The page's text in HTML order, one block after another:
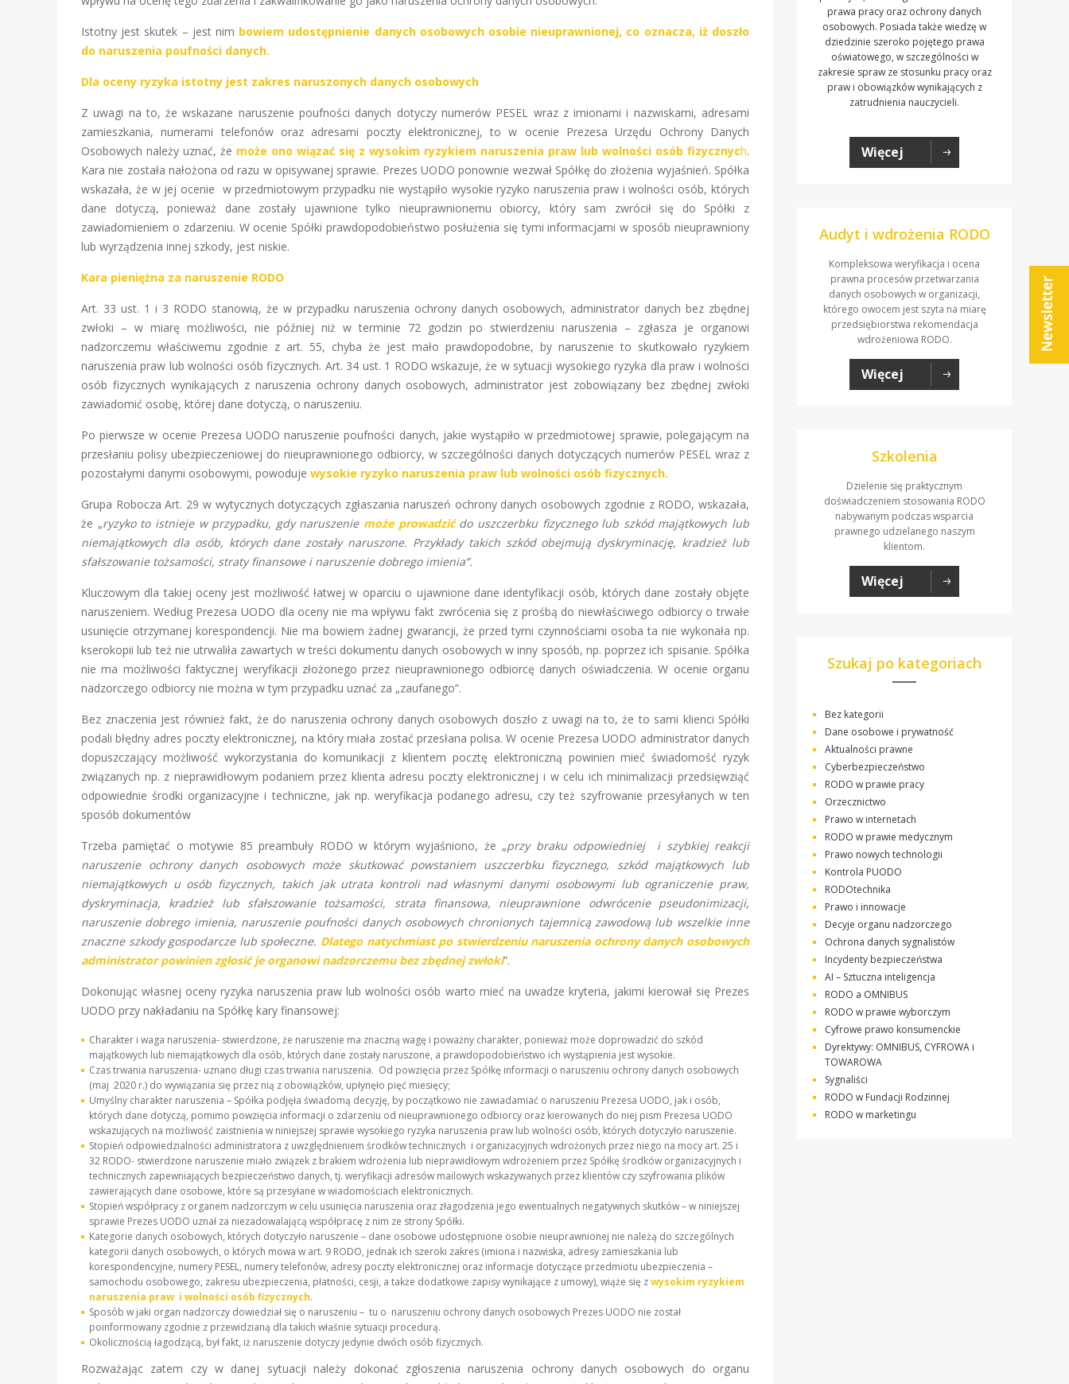
Istotny jest skutek – jest nim bowiem udostępnienie danych osobowych osobie nieuprawnionej, co oznacza, iż doszło
do naruszenia poufności danych.
Dla oceny ryzyka istotny jest zakres naruszonych danych osobowych
Z uwagi na to, że wskazane naruszenie poufności danych dotyczy numerów PESEL wraz z imionami i nazwiskami, adresami
zamieszkania, numerami telefonów oraz adresami poczty elektronicznej, to w ocenie Prezesa Urzędu Ochrony Danych
Osobowych należy uznać, że może ono wiązać się z wysokim ryzykiem naruszenia praw lub wolności osób fizycznych.
Kara nie została nałożona od razu w opisywanej sprawie. Prezes UODO ponownie wezwał Spółkę do złożenia wyjaśnień. Spółka
wskazała, że w jej ocenie w przedmiotowym przypadku nie wystąpiło wysokie ryzyko naruszenia praw i wolności osób, których
dane dotyczą, ponieważ dane zostały ujawnione tylko nieuprawnionemu obiorcy, który sam zwrócił się do Spółki z
zawiadomieniem o zdarzeniu. W ocenie Spółki prawdopodobieństwo posłużenia się tymi informacjami w sposób nieuprawniony
lub wyrządzenia innej szkody, jest niskie.
Kara pieniężna za naruszenie RODO
Art. 33 ust. 1 i 3 RODO stanowią, że w przypadku naruszenia ochrony danych osobowych, administrator danych bez zbędnej
zwłoki – w miarę możliwości, nie później niż w terminie 72 godzin po stwierdzeniu naruszenia – zgłasza je organowi
nadzorczemu właściwemu zgodnie z art. 55, chyba że jest mało prawdopodobne, by naruszenie to skutkowało ryzykiem
naruszenia praw lub wolności osób fizycznych. Art. 34 ust. 1 RODO wskazuje, że w sytuacji wysokiego ryzyka dla praw i wolności
osób fizycznych wynikających z naruszenia ochrony danych osobowych, administrator jest zobowiązany bez zbędnej zwłoki
zawiadomić osobę, której dane dotyczą, o naruszeniu.
Po pierwsze w ocenie Prezesa UODO naruszenie poufności danych, jakie wystąpiło w przedmiotowej sprawie, polegającym na
przesłaniu polisy ubezpieczeniowej do nieuprawnionego odbiorcy, w szczególności danych dotyczących numerów PESEL wraz z
pozostałymi danymi osobowymi, powoduje wysokie ryzyko naruszenia praw lub wolności osób fizycznych.
Grupa Robocza Art. 29 w wytycznych dotyczących zgłaszania naruszeń ochrony danych osobowych zgodnie z RODO, wskazała,
że „ryzyko to istnieje w przypadku, gdy naruszenie może prowadzićdo uszczerbku fizycznego lub szkód majątkowych lub
niemajątkowych dla osób, których dane zostały naruszone. Przykłady takich szkód obejmują dyskryminację, kradzież lub
sfałszowanie tożsamości, straty finansowe i naruszenie dobrego imienia”.
Kluczowym dla takiej oceny jest możliwość łatwej w oparciu o ujawnione dane identyfikacji osób, których dane zostały objęte
naruszeniem. Według Prezesa UODO dla oceny nie ma wpływu fakt zwrócenia się z prośbą do niewłaściwego odbiorcy o trwałe
usunięcie otrzymanej korespondencji. Nie ma bowiem żadnej gwarancji, że przed tymi czynnościami osoba ta nie wykonała np.
kserokopii lub też nie utrwaliła zawartych w treści dokumentu danych osobowych w inny sposób, np. poprzez ich spisanie. Spółka
nie ma możliwości faktycznej weryfikacji złożonego przez nieuprawnionego odbiorcę danych oświadczenia. W ocenie organu
nadzorczego odbiorcy nie można w tym przypadku uznać za „zaufanego”.
Bez znaczenia jest również fakt, że do naruszenia ochrony danych osobowych doszło z uwagi na to, że to sami klienci Spółki
podali błędny adres poczty elektronicznej, na który miała zostać przesłana polisa. W ocenie Prezesa UODO administrator danych
dopuszczający możliwość wykorzystania do komunikacji z klientem pocztę elektroniczną powinien mieć świadomość ryzyk
związanych np. z nieprawidłowym podaniem przez klienta adresu poczty elektronicznej i w celu ich minimalizacji przedsięwziąć
odpowiednie środki organizacyjne i techniczne, jak np. weryfikacja podanego adresu, czy też szyfrowanie przesyłanych w ten
sposób dokumentów
Trzeba pamiętać o motywie 85 preambuły RODO w którym wyjaśniono, że „przy braku odpowiedniej i szybkiej reakcji
naruszenie ochrony danych osobowych może skutkować powstaniem uszczerbku fizycznego, szkód majątkowych lub
niemajątkowych u osób fizycznych, takich jak utrata kontroli nad własnymi danymi osobowymi lub ograniczenie praw,
dyskryminacja, kradzież lub sfałszowanie tożsamości, strata finansowa, nieuprawnione odwrócenie pseudonimizacji,
naruszenie dobrego imienia, naruszenie poufności danych osobowych chronionych tajemnicą zawodową lub wszelkie inne
znaczne szkody gospodarcze lub społeczne. Dlatego natychmiast po stwierdzeniu naruszenia ochrony danych osobowych
administrator powinien zgłosić je organowi nadzorczemu bez zbędnej zwłoki”.
Dokonując własnej oceny ryzyka naruszenia praw lub wolności osób warto mieć na uwadze kryteria, jakimi kierował się Prezes
UODO przy nakładaniu na Spółkę kary finansowej:
Charakter i waga naruszenia- stwierdzone, że naruszenie ma znaczną wagę i poważny charakter, ponieważ może doprowadzić do szkód
majątkowych lub niemajątkowych dla osób, których dane zostały naruszone, a prawdopodobieństwo ich wystąpienia jest wysokie.
Czas trwania naruszenia- uznano długi czas trwania naruszenia. Od powzięcia przez Spółkę informacji o naruszeniu ochrony danych osobowych
(maj 2020 r.) do wywiązania się przez nią z obowiązków, upłynęło pięć miesięcy;
Umyślny charakter naruszenia – Spółka podjęła świadomą decyzję, by początkowo nie zawiadamiać o naruszeniu Prezesa UODO, jak i osób,
których dane dotyczą, pomimo powzięcia informacji o zdarzeniu od nieuprawnionego odbiorcy oraz kierowanych do niej pism Prezesa UODO
wskazujących na możliwość zaistnienia w niniejszej sprawie wysokiego ryzyka naruszenia praw lub wolności osób, których dotyczyło naruszenie.
Stopień odpowiedzialności administratora z uwzględnieniem środków technicznych i organizacyjnych wdrożonych przez niego na mocy art. 25 i
32 RODO- stwierdzone naruszenie miało związek z brakiem wdrożenia lub nieprawidłowym wdrożeniem przez Spółkę środków organizacyjnych i
technicznych zapewniających bezpieczeństwo danych, tj. weryfikacji adresów mailowych wskazywanych przez klientów czy szyfrowania plików
zawierających dane osobowe, które są przesyłane w wiadomościach elektronicznych.
Stopień współpracy z organem nadzorczym w celu usunięcia naruszenia oraz złagodzenia jego ewentualnych negatywnych skutków – w niniejszej
sprawie Prezes UODO uznał za niezadowalającą współpracę z nim ze strony Spółki.
Kategorie danych osobowych, których dotyczyło naruszenie – dane osobowe udostępnione osobie nieuprawnionej nie należą do szczególnych
kategorii danych osobowych, o których mowa w art. 9 RODO, jednak ich szeroki zakres (imiona i nazwiska, adresy zamieszkania lub
korespondencyjne, numery PESEL, numery telefonów, adresy poczty elektronicznej oraz informacje dotyczące przedmiotu ubezpieczenia –
samochodu osobowego, zakresu ubezpieczenia, płatności, cesji, a także dodatkowe zapisy wynikające z umowy), wiąże się zwysokim ryzykiem
naruszenia praw i wolności osób fizycznych.
Sposób w jaki organ nadzorczy dowiedział się o naruszeniu – tu o naruszeniu ochrony danych osobowych Prezes UODO nie został
poinformowany zgodnie z przewidzianą dla takich właśnie sytuacji procedurą.
Okolicznością łagodzącą, był fakt, iż naruszenie dotyczy jedynie dwóch osób fizycznych.
Rozważając zatem czy w danej sytuacji należy dokonać zgłoszenia naruszenia ochrony danych osobowych do organu
prawa pracy oraz ochrony danych
osobowych. Posiada także wiedzę w
dziedzinie szeroko pojętego prawa
oświatowego, w szczególności w
zakresie spraw ze stosunku pracy oraz
praw i obowiązków wynikających z
zatrudnienia nauczycieli.
Więcej
Audyt i wdrożenia RODO
Kompleksowa weryfikacja i ocena
prawna procesów przetwarzania
danych osobowych w organizacji,
którego owocem jest szyta na miarę
przedsiębiorstwa rekomendacja
wdrożeniowa RODO.
Więcej
Szkolenia
Dzielenie się praktycznym
doświadczeniem stosowania RODO
nabywanym podczas wsparcia
prawnego udzielanego naszym
klientom.
Więcej
Szukaj po kategoriach
Bez kategorii
Dane osobowe i prywatność
Aktualności prawne
Cyberbezpieczeństwo
RODO w prawie pracy
Orzecznictwo
Prawo w internetach
RODO w prawie medycznym
Prawo nowych technologii
Kontrola PUODO
RODOtechnika
Prawo i innowacje
Decyje organu nadzorczego
Ochrona danych sygnalistów
Incydenty bezpieczeństwa
AI – Sztuczna inteligencja
RODO a OMNIBUS
RODO w prawie wyborczym
Cyfrowe prawo konsumenckie
Dyrektywy: OMNIBUS, CYFROWA i
TOWAROWA
Sygnaliści
RODO w Fundacji Rodzinnej
RODO w marketingu